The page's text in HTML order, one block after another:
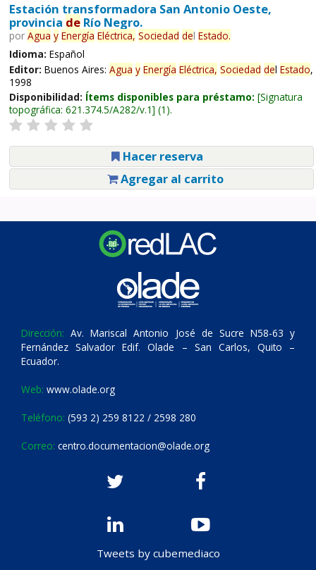
Estación transformadora San Antonio Oeste,
provincia deRío Negro.
por Agua y Energía Eléctrica, Sociedad del Estado.
Idioma: Español
Editor: Buenos Aires: Agua y Energía Eléctrica, Sociedad del Estado,
1998
Disponibilidad: Ítems disponibles para préstamo: Signatura
topográfica: 621.374.5/A282/v.1 (1).
Hacer reserva
Agregar al carrito
Dirección: Av. Mariscal Antonio José de Sucre N58-63 y
Fernández Salvador Edif. Olade – San Carlos, Quito –
Ecuador.
Web: www.olade.org
Teléfono: (593 2) 259 8122 / 2598 280
Correo: centro.documentacion@olade.org
Tweets by cubemediaco